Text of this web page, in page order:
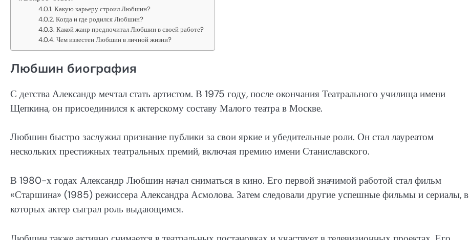
Какую карьеру строил Любшин?
Когда и где родился Любшин?
Какой жанр предпочитал Любшин в своей работе?
Чем известен Любшин в личной жизни?
Любшин биография
С детства Александр мечтал стать артистом. В 1975 году, после окончания Театрального училища имени
Щепкина, он присоединился к актерскому составу Малого театра в Москве.
Любшин быстро заслужил признание публики за свои яркие и убедительные роли. Он стал лауреатом
нескольких престижных театральных премий, включая премию имени Станиславского.
В 1980-х годах Александр Любшин начал сниматься в кино. Его первой значимой работой стал фильм
«Старшина» (1985) режиссера Александра Асмолова. Затем следовали другие успешные фильмы и сериалы, в
которых актер сыграл роль выдающимся.